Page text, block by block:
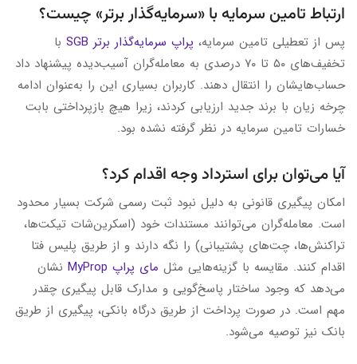
ارتباط تامین سرمایه با «سرمایه‌گذار برتر» چیست؟
پس از تعطیلی تامین سرمایه، پراپ سرمایه‌گذار برتر SGB
با
تخفیف‌های ۵۰ تا ۷۰ درصدی به معامله‌گران آسیب‌دیده پیشنهاد داد
حساب‌هایشان را انتقال دهند. کاربران بسیاری این را به‌عنوان ادامه
چرخه زیان با برند جدید ارزیابی کردند، زیرا هیچ بازپرداختی بابت
خسارات تامین سرمایه در نظر گرفته نشده بود.
آیا می‌توان برای استرداد وجه اقدام کرد؟
امکان پیگیری قانونی به دلیل نبود ثبت رسمی شرکت بسیار محدود
است. معامله‌گران می‌توانند مستندات خود (اسکرین‌شات تیکت‌ها،
تراکنش‌ها، چت‌های پشتیبانی) را نگه دارند و از طریق پلیس فتا
اقدام کنند. مقایسه با گزینه‌هایی مثل مای پراپ MyProp
نشان
می‌دهد که وجود ساختار پاسخ‌گویی و مدارک قابل پیگیری چقدر
مهم است. در صورت پرداخت از طریق درگاه بانکی، پیگیری از طریق
بانک نیز توصیه می‌شود.